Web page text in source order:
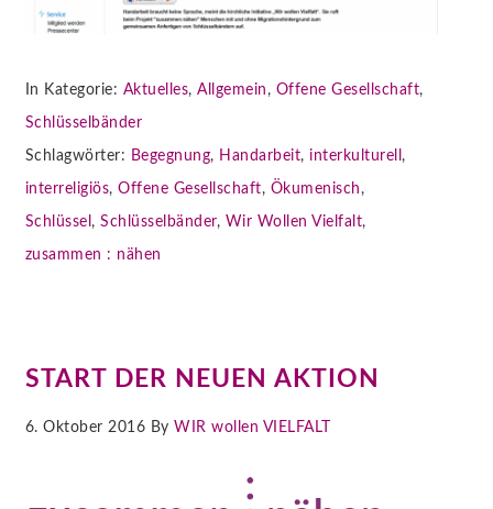
In Kategorie: Aktuelles, Allgemein , Offene Gesellschaft,
Schlüsselbänder
Schlagwörter: Begegnung, Handarbeit, interkulturell ,
interreligiös, Offene Gesellschaft, Ökumenisch ,
Schlüssel , Schlüsselbänder, Wir Wollen Vielfalt,
zusammen : nähen
START DER NEUEN AKTION
6. Oktober 2016 By WIR wollen VIELFALT